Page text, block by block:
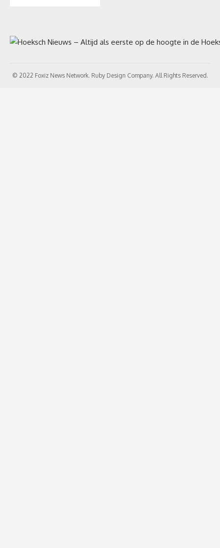
© 2022 Foxiz News Network. Ruby Design Company. All Rights Reserved.